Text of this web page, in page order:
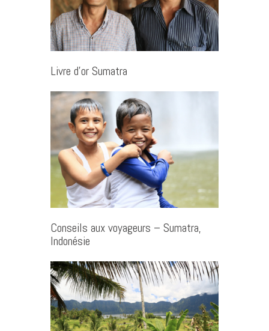
Livre d’or Sumatra
Conseils aux voyageurs – Sumatra,
Indonésie